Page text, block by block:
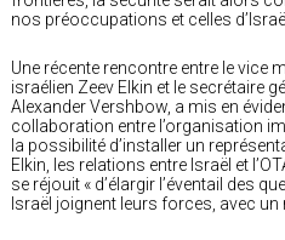
nos préoccupations et celles
Une récente rencontre entre le vice
israélien Zeev Elkin et le secrétaire
Alexander Vershbow, a mis en
collaboration entre l’organisation
la possibilité d’installer un
Elkin, les relations entre Israël et
se réjouit « d’élargir l’éventail des
Israël joignent leurs forces, avec un